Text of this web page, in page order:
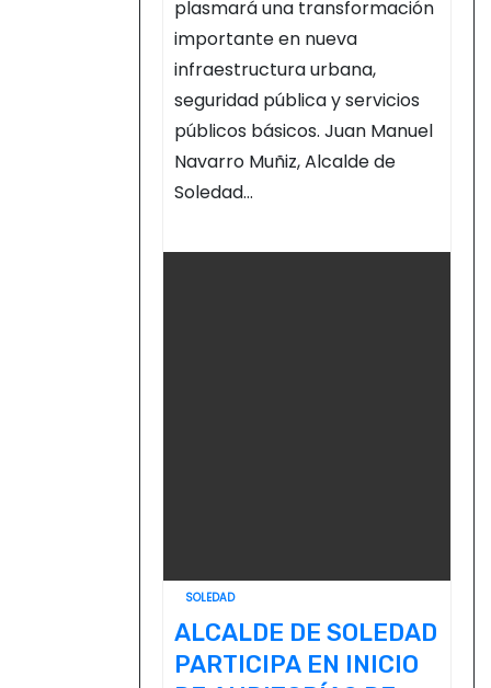
MANUEL NAVARRO
plasmará una transformación
importante en nueva
infraestructura urbana,
seguridad pública y servicios
públicos básicos. Juan Manuel
Navarro Muñiz, Alcalde de
Soledad…
SOLEDAD
ALCALDE DE SOLEDAD
PARTICIPA EN INICIO